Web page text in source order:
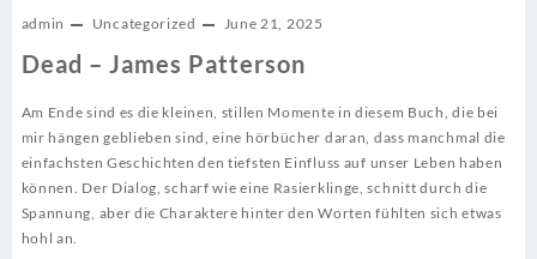
admin Uncategorized June 21, 2025
Dead – James Patterson
Am Ende sind es die kleinen, stillen Momente in diesem Buch, die bei
mir hängen geblieben sind, eine hörbücher daran, dass manchmal die
einfachsten Geschichten den tiefsten Einfluss auf unser Leben haben
können. Der Dialog, scharf wie eine Rasierklinge, schnitt durch die
Spannung, aber die Charaktere hinter den Worten fühlten sich etwas
hohl an.